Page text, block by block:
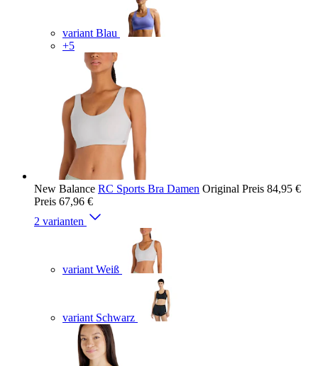
variant Blau
+5
New Balance RC Sports Bra Damen Original Preis 84,95 €
Preis 67,96 €
2 varianten
variant Weiß
variant Schwarz